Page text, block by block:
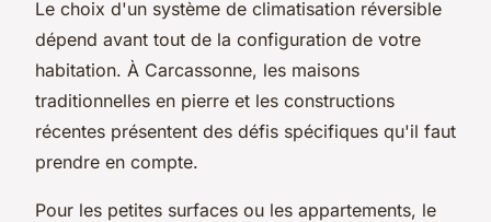
Le choix d'un système de climatisation réversible
dépend avant tout de la configuration de votre
habitation. À Carcassonne, les maisons
traditionnelles en pierre et les constructions
récentes présentent des défis spécifiques qu'il faut
prendre en compte.
Pour les petites surfaces ou les appartements, le